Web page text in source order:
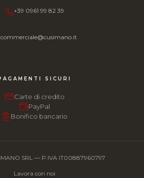
+39 0961 99 82 39
commerciale@cusimano.it
SICURI
Carte di credito
PayPal
Bonifico bancario
SRL — P.IVA IT00887960797
Lavora con noi